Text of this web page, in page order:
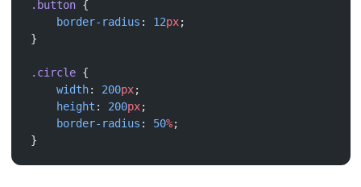
.button
    border-radius
: 12px
.circle
    width
: 200px
    height
: 200px
    border-radius
: 50%